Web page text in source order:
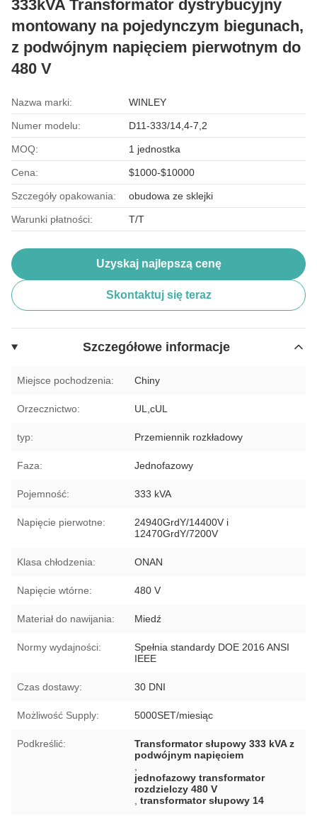
333kVA Transformator dystrybucyjny
montowany na pojedynczym biegunach,
z podwójnym napięciem pierwotnym do
480 V
Nazwa marki: WINLEY
Numer modelu: D11-333/14,4-7,2
MOQ: 1 jednostka
Cena: $1000-$10000
Szczegóły opakowania: obudowa ze sklejki
Warunki płatności: T/T
Uzyskaj najlepszą cenę
Skontaktuj się teraz
Szczegółowe informacje
Miejsce pochodzenia: Chiny
Orzecznictwo: UL,cUL
typ: Przemiennik rozkładowy
Faza: Jednofazowy
Pojemność: 333 kVA
Napięcie pierwotne:
24940GrdY/14400V i
12470GrdY/7200V
Klasa chłodzenia: ONAN
Napięcie wtórne: 480 V
Materiał do nawijania: Miedź
Normy wydajności:
Spełnia standardy DOE 2016 ANSI
IEEE
Czas dostawy: 30 DNI
Możliwość Supply: 5000SET/miesiąc
Podkreślić:
Transformator słupowy 333 kVA z
podwójnym napięciem
jednofazowy transformator
rozdzielczy 480 V
,transformator słupowy 14